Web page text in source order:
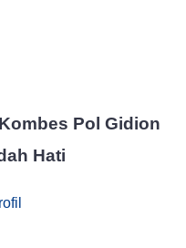
Pol Gidion
Hati